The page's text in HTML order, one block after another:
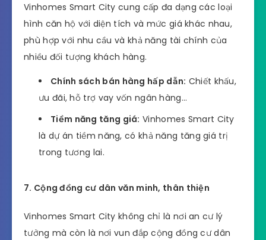
Vinhomes Smart City cung cấp đa dạng các loại
hình căn hộ với diện tích và mức giá khác nhau,
phù hợp với nhu cầu và khả năng tài chính của
nhiều đối tượng khách hàng.
Chính sách bán hàng hấp dẫn: Chiết khấu,
ưu đãi, hỗ trợ vay vốn ngân hàng…
Tiềm năng tăng giá: Vinhomes Smart City
là dự án tiềm năng, có khả năng tăng giá trị
trong tương lai.
7. Cộng đồng cư dân văn minh, thân thiện
Vinhomes Smart City không chỉ là nơi an cư lý
tưởng mà còn là nơi vun đắp cộng đồng cư dân